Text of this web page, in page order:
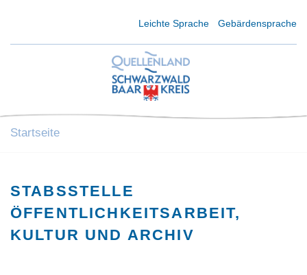
Leichte Sprache Gebärdensprache
Startseite
STABSSTELLE
ÖFFENTLICHKEITSARBEIT,
KULTUR UND ARCHIV